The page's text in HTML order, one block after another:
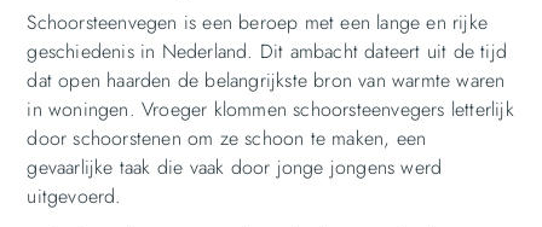
Schoorsteenvegen is een beroep met een lange en rijke
geschiedenis in Nederland. Dit ambacht dateert uit de tijd
dat open haarden de belangrijkste bron van warmte waren
in woningen. Vroeger klommen schoorsteenvegers letterlijk
door schoorstenen om ze schoon te maken, een
gevaarlijke taak die vaak door jonge jongens werd
uitgevoerd.